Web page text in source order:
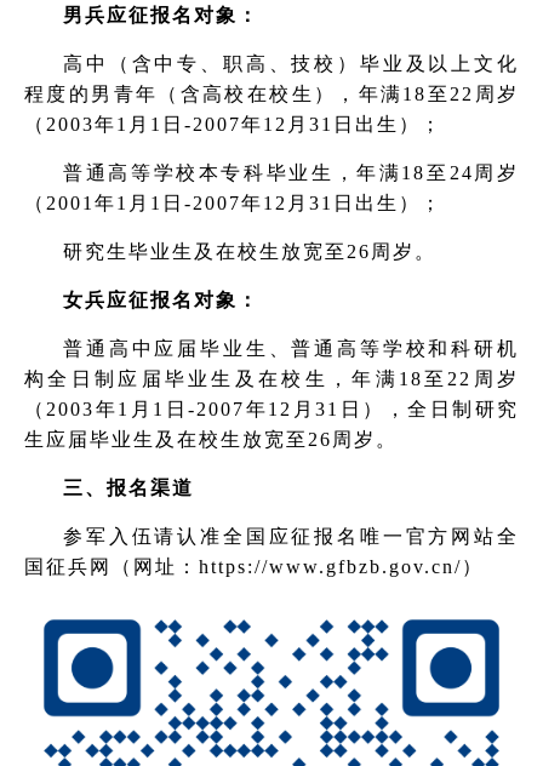
男兵应征报名对象：
高中（含中专、职高、技校）毕业及以上文化
程度的男青年（含高校在校生），年满18至22周岁
（2003年1月1日-2007年12月31日出生）；
普通高等学校本专科毕业生，年满18至24周岁
（2001年1月1日-2007年12月31日出生）；
研究生毕业生及在校生放宽至26周岁。
女兵应征报名对象：
普通高中应届毕业生、普通高等学校和科研机
构全日制应届毕业生及在校生，年满18至22周岁
（2003年1月1日-2007年12月31日），全日制研究
生应届毕业生及在校生放宽至26周岁。
三、报名渠道
参军入伍请认准全国应征报名唯一官方网站全
国征兵网（网址：https://www.gfbzb.gov.cn/）